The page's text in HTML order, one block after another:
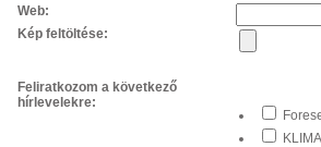
Web:
Kép feltöltése:
Feliratkozom a következő
hírlevelekre: